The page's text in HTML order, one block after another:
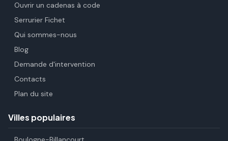
Ouvrir un cadenas à code
Serrurier Fichet
Qui sommes-nous
Blog
Demande d'intervention
Contacts
Plan du site
Villes populaires